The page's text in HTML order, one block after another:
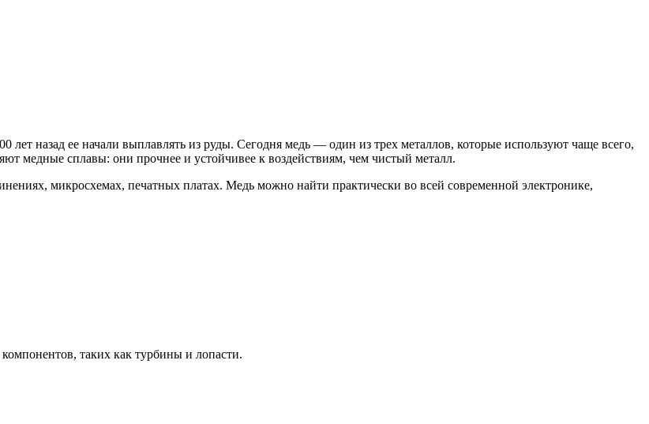
назад ее начали выплавлять из руды. Сегодня медь — один из трех металлов, которые используют чаще всего,
медные сплавы: они прочнее и устойчивее к воздействиям, чем чистый металл.
микросхемах, печатных платах. Медь можно найти практически во всей современной электронике,
таких как турбины и лопасти.